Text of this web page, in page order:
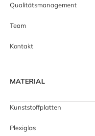
Qualitätsmanagement
Team
Kontakt
MATERIAL
Kunststoffplatten
Plexiglas